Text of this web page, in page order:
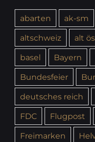
abarten ak-sm
altschweiz
alt
basel
Bayern
Bundesfeier
deutsches reich
FDC
Flugpost
Freimarken